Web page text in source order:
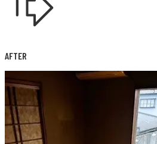
AFTER